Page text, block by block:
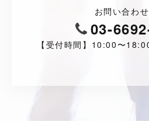
お問い合わ
03-
【受付時間】10:00〜